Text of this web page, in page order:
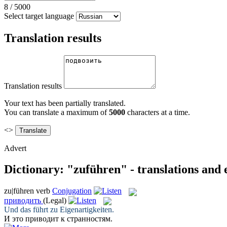
8 / 5000
Select target language
Translation results
Translation results
Your text has been partially translated.
You can translate a maximum of5000 characters at a time.
<>
Advert
Dictionary: "zuführen" - translations and
zu|führen verb Conjugation
приводить (Legal)
Und das führt zu Eigenartigkeiten.
И это приводит к странностям.